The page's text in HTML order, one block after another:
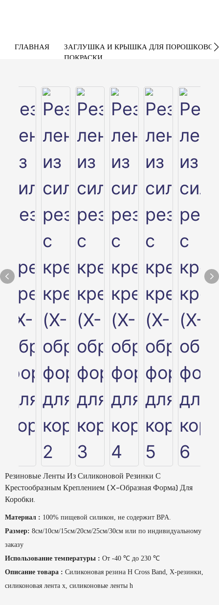
ГЛАВНАЯ
ЗАГЛУШКА И КРЫШКА ДЛЯ ПОРОШКОВОЙ
ПОКРАСКИ
Резиновые Ленты Из Силиконовой Резинки С
Крестообразным Креплением (X-Образная Форма) Для
Коробки.
Материал : 100% пищевой силикон, не содержит BPA.
Размер: 8см/10см/15см/20см/25см/30см или по индивидуальному
заказу
Использование температуры : От -40 ℃ до 230 ℃
Описание товара : Силиконовая резина H Cross Band, X-резинки,
силиконовая лента x, силиконовые ленты h